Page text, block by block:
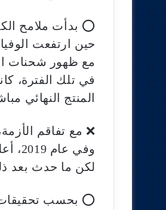
⭕ بدأت ملامح
حين ارتفعت الوفيات
مع ظهور شحنات
في تلك الفترة،
المنتج النهائي
❌ مع تفاقم
وفي عام 2019، أعلنت الصين حظراً على تصنيع وتصدير الفنتانيل ومشتقاته.
لكن ما حدث بعد
⭕ بحسب